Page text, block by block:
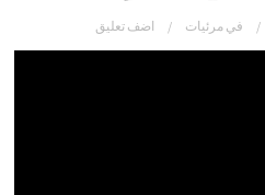
في مرئيات اضف تعليق